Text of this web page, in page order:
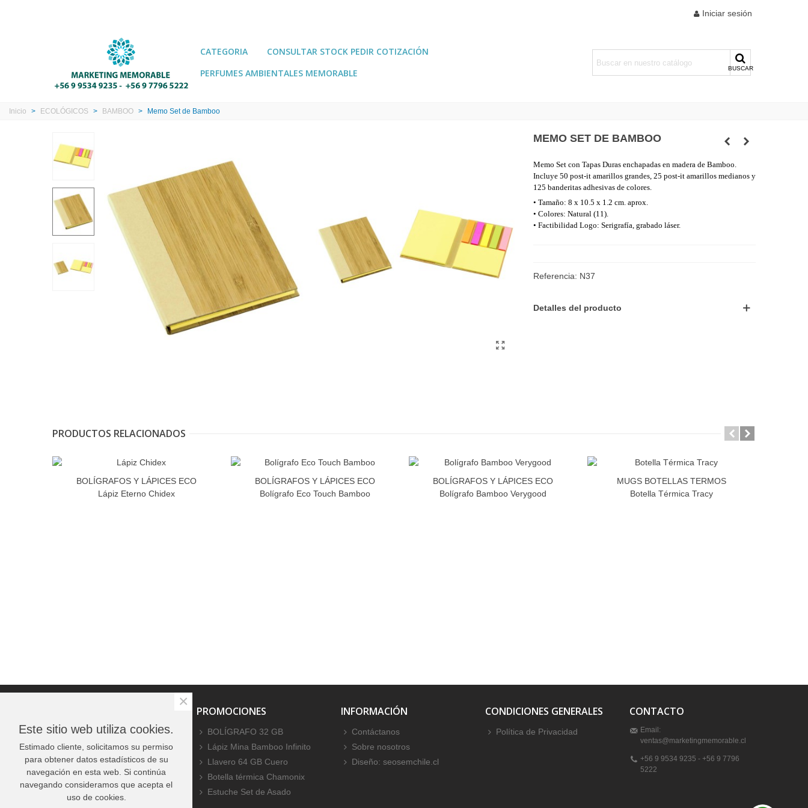
Iniciar sesión
CATEGORIA
CONSULTAR STOCK PEDIR COTIZACIÓN
PERFUMES AMBIENTALES MEMORABLE
BUSCAR
Inicio > ECOLÓGICOS > BAMBOO > Memo Set de Bamboo
MEMO SET DE BAMBOO
Memo Set con Tapas Duras enchapadas en madera de Bamboo.
Incluye 50 post-it amarillos grandes, 25 post-it amarillos medianos y
125 banderitas adhesivas de colores.
• Tamaño: 8 x 10.5 x 1.2 cm. aprox.
• Colores: Natural (11).
• Factibilidad Logo: Serigrafía, grabado láser.
Referencia: N37
Detalles del producto
PRODUCTOS RELACIONADOS
BOLÍGRAFOS Y LÁPICES ECO
Lápiz Eterno Chidex
BOLÍGRAFOS Y LÁPICES ECO
Bolígrafo Eco Touch Bamboo
BOLÍGRAFOS Y LÁPICES ECO
Bolígrafo Bamboo Verygood
MUGS BOTELLAS TERMOS
Botella Térmica Tracy
No hay productos
PROMOCIONES
BOLÍGRAFO 32 GB
Lápiz Mina Bamboo Infinito
Llavero 64 GB Cuero
Botella térmica Chamonix
Estuche Set de Asado
INFORMACIÓN
Contáctanos
Sobre nosotros
Diseño: seosemchile.cl
CONDICIONES GENERALES
Política de Privacidad
CONTACTO
Email:
ventas@marketingmemorable.cl
+56 9 9534 9235 - +56 9 7796
5222
Este sitio web utiliza cookies.
Estimado cliente, solicitamos su permiso
para obtener datos estadísticos de su
navegación en esta web. Si continúa
navegando consideramos que acepta el
uso de cookies.
×